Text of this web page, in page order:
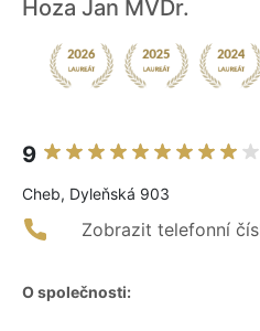
Hoza Jan MVDr.
9
Cheb, Dyleňská 903
Zobrazit telefonní
O společnosti: